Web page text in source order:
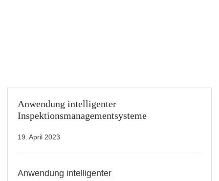
Anwendung intelligenter
Inspektionsmanagementsysteme
19. April 2023
Anwendung intelligenter